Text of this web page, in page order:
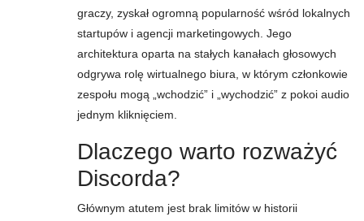
graczy, zyskał ogromną popularność wśród lokalnych
startupów i agencji marketingowych. Jego
architektura oparta na stałych kanałach głosowych
odgrywa rolę wirtualnego biura, w którym członkowie
zespołu mogą „wchodzić” i „wychodzić” z pokoi audio
jednym kliknięciem.
Dlaczego warto rozważyć
Discorda?
Głównym atutem jest brak limitów w historii